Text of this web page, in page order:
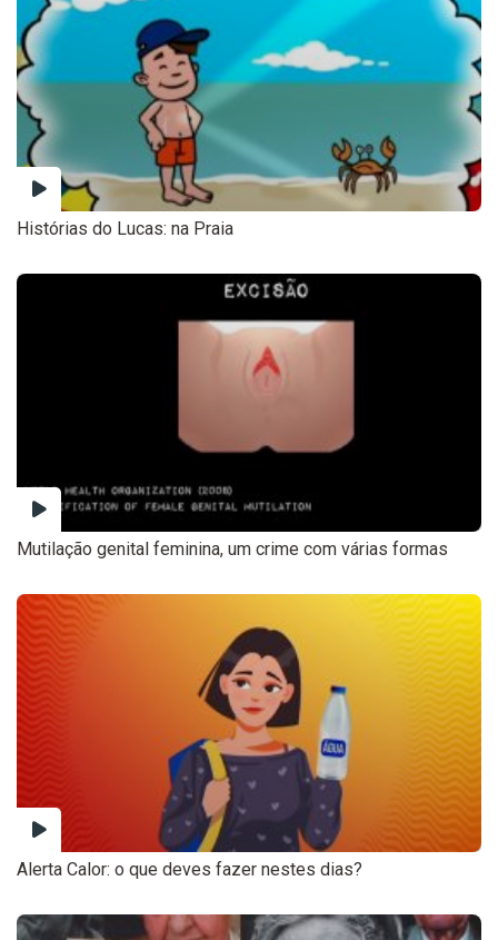
Histórias do Lucas: na Praia
Mutilação genital feminina, um crime com várias formas
Alerta Calor: o que deves fazer nestes dias?